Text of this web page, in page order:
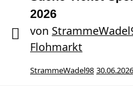
2026
von
Flohmarkt
StrammeWadel98